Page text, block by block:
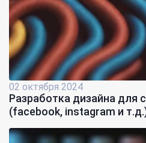
02 октября 2024
Разработка дизайна для
(facebook, instagram и